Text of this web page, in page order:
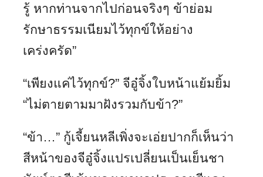
รู้ หากท่านจากไปก่อนจริงๆ ข้าย่อม
รักษาธรรมเนียมไว้ทุกข์ให้อย่าง
เคร่งครัด”
“เพียงแค่ไว้ทุกข์?” จีอู๋จิ้งใบหน้าแย้มยิ้ม
“ไม่ตายตามมาฝังรวมกับข้า?”
“ข้า…” กู้เจี้ยนหลีเพิ่งจะเอ่ยปากก็เห็นว่า
สีหน้าของจีอู๋จิ้งแปรเปลี่ยนเป็นเย็นชา